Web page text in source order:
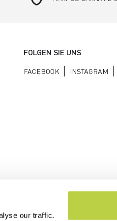
our traffic.
FOLGEN SIE UNS
FACEBOOK INSTAGRAM